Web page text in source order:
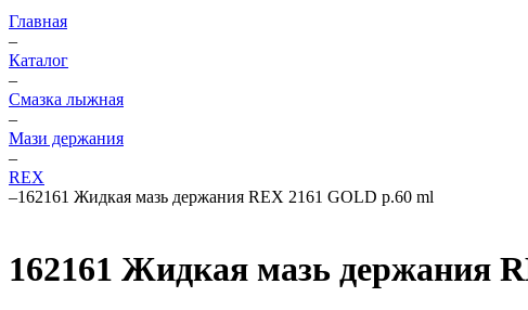
Главная
–
Каталог
–
Смазка лыжная
–
Мази держания
–
REX
–162161 Жидкая мазь держания REX 2161 GOLD р.60 ml
162161 Жидкая мазь держания